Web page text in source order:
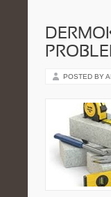
POSTED BY